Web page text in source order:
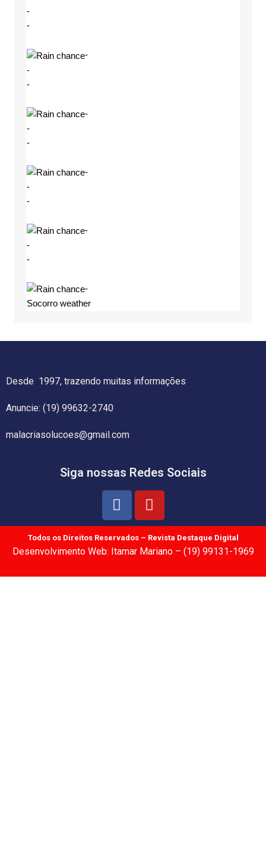
-
-
-
-
-
-
-
-
-
-
-
-
-
-
-
Socorro weather
Desde 1997, trazendo muitas informações
Anuncie: (19) 99632-2740
malacriasolucoes@gmail.com
Siga nossas Redes Sociais
Todos os Direitos Reservados – Revista Destaque Digital
Desenvolvimento Web: Itamar Mariano – (19) 99131-1969